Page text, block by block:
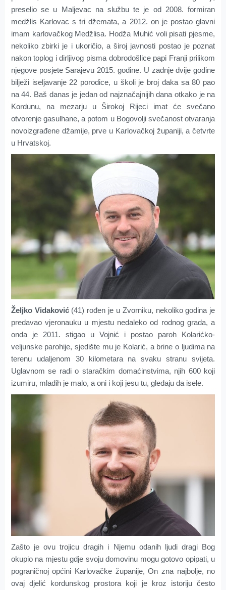
preselio se u Maljevac na službu te je od 2008. formiran
medžlis Karlovac s tri džemata, a 2012. on je postao glavni
imam karlovačkog Medžlisa. Hodža Muhić voli pisati pjesme,
nekoliko zbirki je i ukoričio, a široj javnosti postao je poznat
nakon toplog i dirljivog pisma dobrodošlice papi Franji prilikom
njegove posjete Sarajevu 2015. godine. U zadnje dvije godine
bilježi iseljavanje 22 porodice, u školi je broj đaka sa 80 pao
na 44. Baš danas je jedan od najznačajnijih dana otkako je na
Kordunu, na mezarju u Širokoj Rijeci imat će svečano
otvorenje gasulhane, a potom u Bogovolji svečanost otvaranja
novoizgrađene džamije, prve u Karlovačkoj županiji, a četvrte
u Hrvatskoj.
Željko Vidaković(41) rođen je u Zvorniku, nekoliko godina je
predavao vjeronauku u mjestu nedaleko od rodnog grada, a
onda je 2011. stigao u Vojnić i postao paroh Kolarićko-
veljunske parohije, sjedište mu je Kolarić, a brine o ljudima na
terenu udaljenom 30 kilometara na svaku stranu svijeta.
Uglavnom se radi o staračkim domaćinstvima, njih 600 koji
izumiru, mladih je malo, a oni i koji jesu tu, gledaju da isele.
Zašto je ovu trojicu dragih i Njemu odanih ljudi dragi Bog
okupio na mjestu gdje svoju domovinu mogu gotovo opipati, u
pograničnoj općini Karlovačke županije, On zna najbolje, no
ovaj djelić kordunskog prostora koji je kroz istoriju često